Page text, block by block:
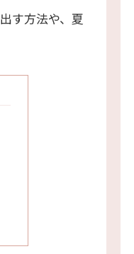
す方法や、夏